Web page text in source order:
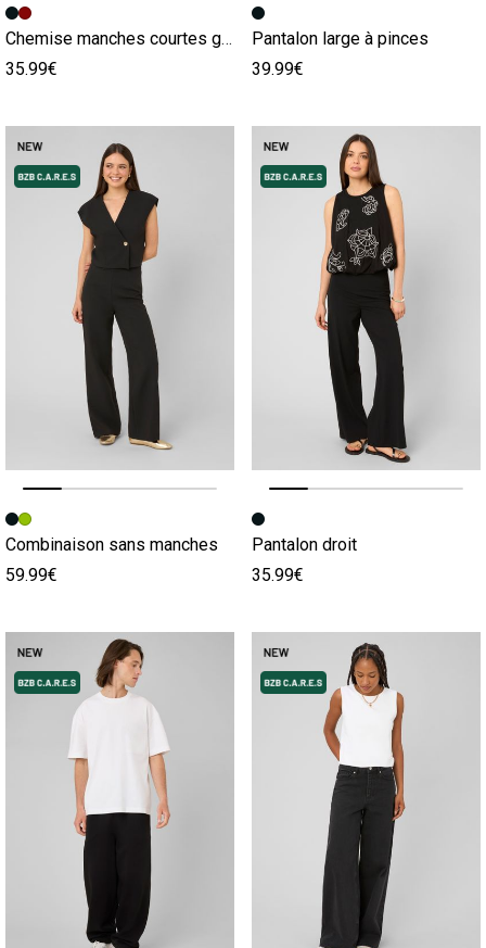
Image précédente
Image suivante
Chemise manches courtes gaze de coton
35.99€
Image précédente
Image suivante
Pantalon large à pinces
39.99€
Image précédente
Image suivante
Combinaison sans manches
59.99€
Image précédente
Image suivante
Pantalon droit
35.99€